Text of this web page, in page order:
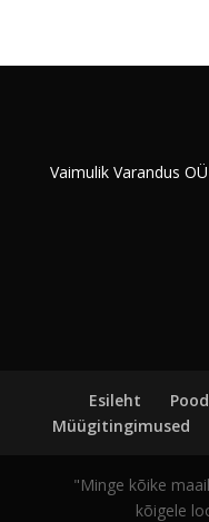
Vaimulik Varandus OÜ
Esileht Pood
Müügitingimused
"Minge kõike
kõigele